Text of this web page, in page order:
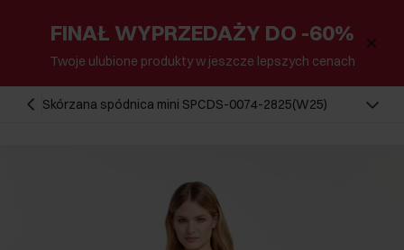
FINAŁ WYPRZEDAŻY DO -60%
Twoje ulubione produkty w jeszcze lepszych cenach
Skórzana spódnica mini SPCDS-0074-2825(W25)